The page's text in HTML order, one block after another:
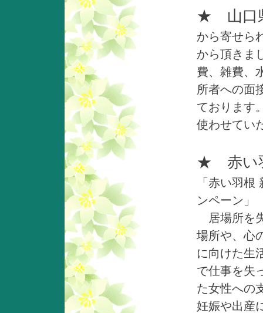
★ 山口
から寄せら
から頂きま
費、雑費、
所者への面
ております
使わせてい
★ 赤い
「赤い羽
ン
居場所を
場所や、心
に向けた生
で仕事を失
た女性への
妊娠や出産